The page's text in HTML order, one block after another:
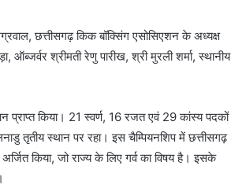
छत्तीसगढ़ किक बॉक्सिंग एसोसिएशन के अध्यक्ष
श्रीमती रेणु पारीख, श्री मुरली शर्मा, स्थानीय
प्राप्त किया। 21 स्वर्ण, 16 रजत एवं 29 कांस्य पदकों
तृतीय स्थान पर रहा। इस चैम्पियनशिप में छत्तीसगढ़
किया, जो राज्य के लिए गर्व का विषय है। इसके